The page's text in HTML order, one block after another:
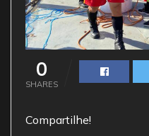
0
SHARES
Compartilhe!